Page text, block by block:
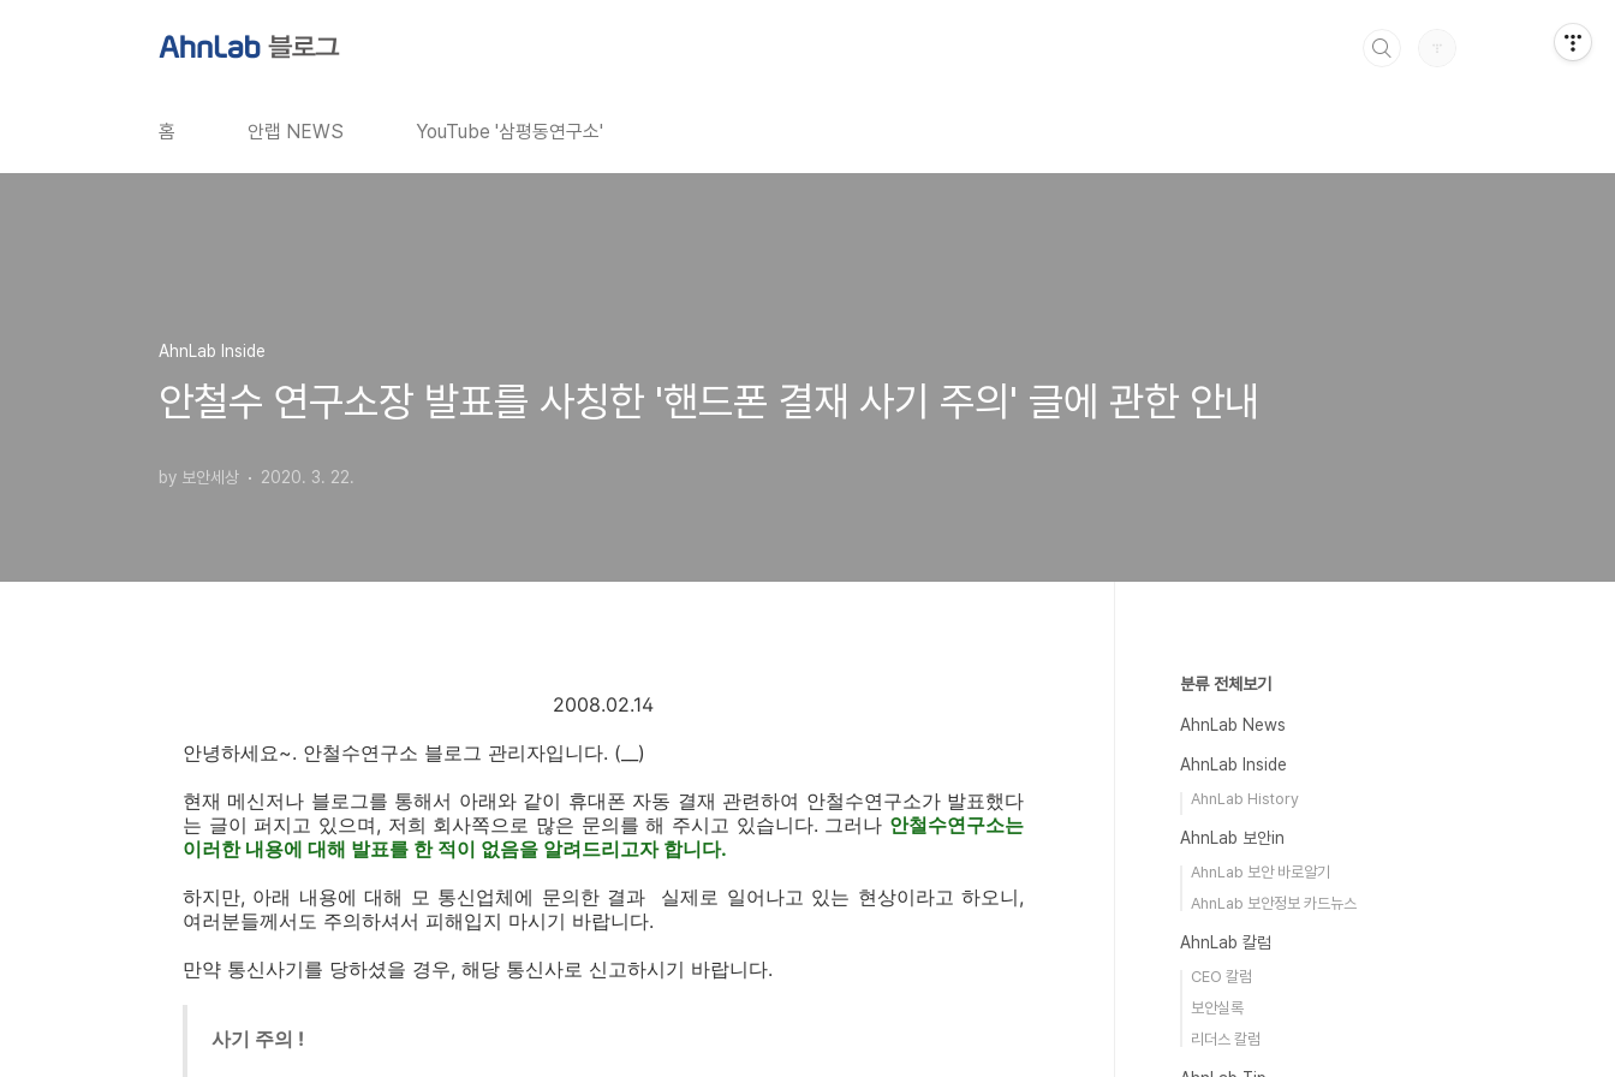
홈 안랩 NEWS YouTube '삼평동연구소'
AhnLab Inside
안철수 연구소장 발표를 사칭한 '핸드폰 결재 사기 주의' 글에 관한 안내
by 보안세상 2020. 3. 22.
2008.02.14
안녕하세요~. 안철수연구소 블로그 관리자입니다. (__)
현재 메신저나 블로그를 통해서 아래와 같이 휴대폰 자동 결재 관련하여 안철수연구소가 발표했다
는 글이 퍼지고 있으며, 저희 회사쪽으로 많은 문의를 해 주시고 있습니다. 그러나 안철수연구소는
이러한 내용에 대해 발표를 한 적이 없음을 알려드리고자 합니다.
하지만, 아래 내용에 대해 모 통신업체에 문의한 결과 실제로 일어나고 있는 현상이라고 하오니,
여러분들께서도 주의하셔서 피해입지 마시기 바랍니다.
만약 통신사기를 당하셨을 경우, 해당 통신사로 신고하시기 바랍니다.
사기 주의 !
분류 전체보기
AhnLab News
AhnLab Inside
AhnLab History
AhnLab 보안in
AhnLab 보안 바로알기
AhnLab 보안정보 카드뉴스
AhnLab 칼럼
CEO 칼럼
보안실록
리더스 칼럼